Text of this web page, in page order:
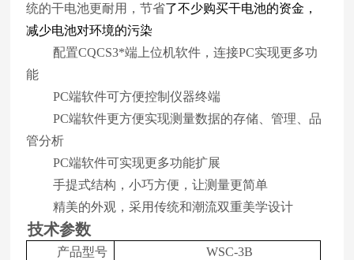
统的干电池更耐用，节省了不少购买干电池的资金，
减少电池对环境的污染
配置CQCS3*端上位机软件，连接PC实现更多功
能
PC端软件可方便控制仪器终端
PC端软件更方便实现测量数据的存储、管理、品
管分析
PC端软件可实现更多功能扩展
手提式结构，小巧方便，让测量更简单
精美的外观，采用传统和潮流双重美学设计
技术参数
产品型号
WSC-3B